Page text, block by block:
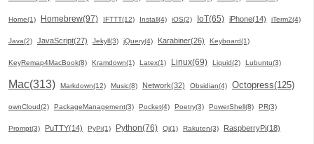
Home(1) Homebrew(97) IFTTT(12) Install(4) iOS(2) IoT(65) iPhone(14) iTerm2(4)
Java(2) JavaScript(27) Jekyll(3) jQuery(4) Karabiner(26) Keyboard(1)
KeyRemap4MacBook(8) Kramdown(1) Latex(1) Linux(69) Liquid(2) Lubuntu(3)
Mac(313) Markdown(12) Music(8) Network(32) Obsidian(4) Octopress(125)
ownCloud(2) PackageManagement(3) Pocket(4) Poetry(3) PowerShell(8) PR(3)
Prompt(3) PuTTY(14) PyPi(1) Python(76) Qi(1) Rakuten(3) RaspberryPi(18)